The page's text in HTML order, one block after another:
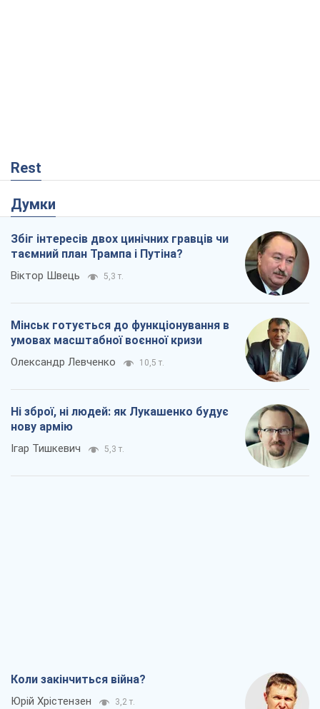
Rest
Думки
Збіг інтересів двох цинічних гравців чи
таємний план Трампа і Путіна?
Віктор Швець 5,3 т.
Мінськ готується до функціонування в
умовах масштабної воєнної кризи
Олександр Левченко 10,5 т.
Ні зброї, ні людей: як Лукашенко будує
нову армію
Ігар Тишкевич 5,3 т.
Коли закінчиться війна?
Юрій Хрістензен 3,2 т.